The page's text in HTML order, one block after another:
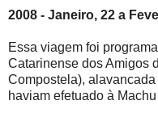
2008 - Janeiro, 22 a
Essa viagem foi
Catarinense dos Amigos
Compostela),
haviam efetuado à